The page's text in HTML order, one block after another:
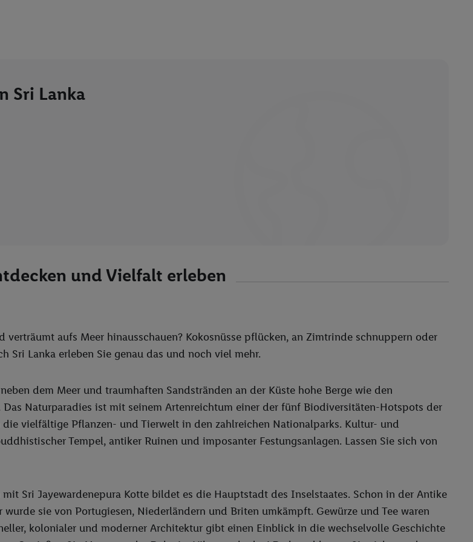
Sri Lanka
und Vielfalt erleben
aufs Meer hinausschauen? Kokosnüsse pflücken, an Zimtrinde schnuppern oder
Sri Lanka erleben Sie genau das und noch viel mehr.
dem Meer und traumhaften Sandstränden an der Küste hohe Berge wie den
Naturparadies ist mit seinem Artenreichtum einer der fünf Biodiversitäten-Hotspots der
vielfältige Pflanzen- und Tierwelt in den zahlreichen Nationalparks. Kultur- und
Tempel, antiker Ruinen und imposanter Festungsanlagen. Lassen Sie sich von
Sri Jayewardenepura Kotte bildet es die Hauptstadt des Inselstaates. Schon in der Antike
sie von Portugiesen, Niederländern und Briten umkämpft. Gewürze und Tee waren
kolonialer und moderner Architektur gibt einen Einblick in die wechselvolle Geschichte